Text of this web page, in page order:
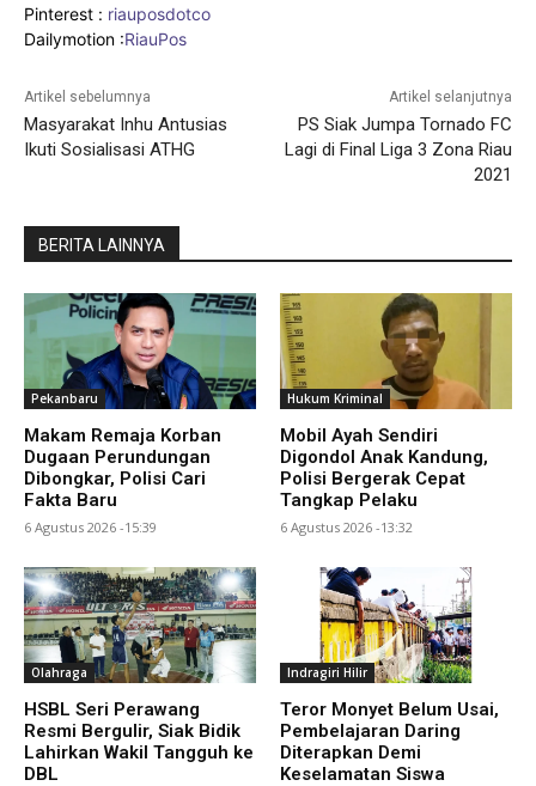
Pinterest : riauposdotco
Dailymotion :RiauPos
Artikel sebelumnya
Masyarakat Inhu Antusias
Ikuti Sosialisasi ATHG
Artikel selanjutnya
PS Siak Jumpa Tornado FC
Lagi di Final Liga 3 Zona Riau
2021
BERITA LAINNYA
Pekanbaru
Makam Remaja Korban
Dugaan Perundungan
Dibongkar, Polisi Cari
Fakta Baru
6 Agustus 2026 -15:39
Hukum Kriminal
Mobil Ayah Sendiri
Digondol Anak Kandung,
Polisi Bergerak Cepat
Tangkap Pelaku
6 Agustus 2026 -13:32
Olahraga
HSBL Seri Perawang
Resmi Bergulir, Siak Bidik
Lahirkan Wakil Tangguh ke
DBL
Indragiri Hilir
Teror Monyet Belum Usai,
Pembelajaran Daring
Diterapkan Demi
Keselamatan Siswa